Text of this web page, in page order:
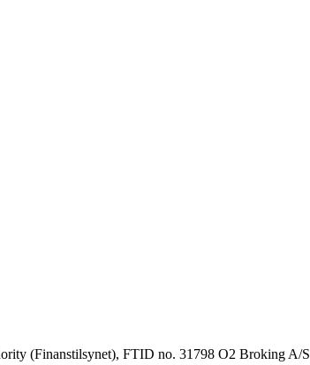
(Finanstilsynet), FTID no. 31798 O2 Broking A/